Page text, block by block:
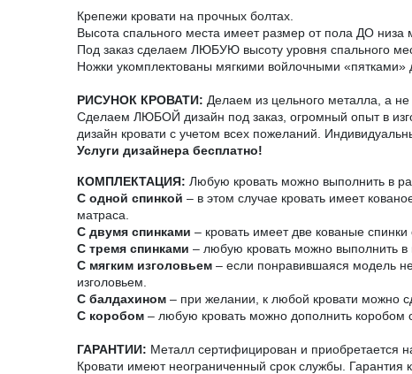
Крепежи кровати на прочных болтах.
Высота спального места имеет размер от пола ДО
Под заказ сделаем ЛЮБУЮ высоту уровня спального
Ножки укомплектованы мягкими войлочными
РИСУНОК КРОВАТИ: Делаем из цельного металла, а не
Сделаем ЛЮБОЙ дизайн под заказ, огромный опыт в
дизайн кровати с учетом всех пожеланий.
Услуги дизайнера бесплатно!
КОМПЛЕКТАЦИЯ: Любую кровать можно выполнить в
С одной спинкой – в этом случае кровать имеет
матраса.
С двумя спинками – кровать имеет две кованые
С тремя спинками – любую кровать можно выполнить в
С мягким изголовьем – если понравившаяся модель
изголовьем.
С балдахином – при желании, к любой кровати можно
С коробом – любую кровать можно дополнить
ГАРАНТИИ: Металл сертифицирован и приобретается
Кровати имеют неограниченный срок службы. Гарантия